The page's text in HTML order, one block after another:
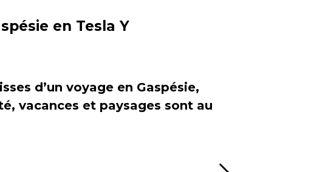
en Tesla Y
d’un voyage en Gaspésie,
vacances et paysages sont au